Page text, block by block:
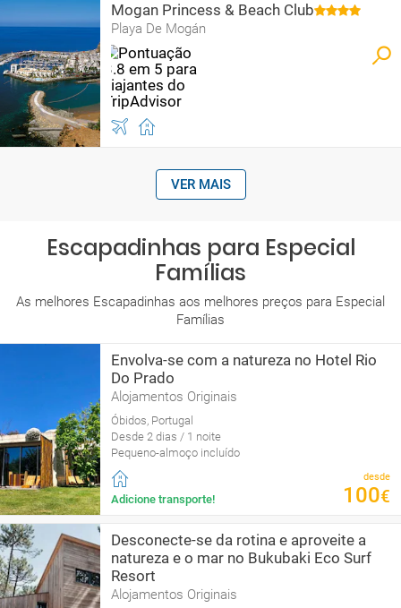
Mogan Princess & Beach Club
Playa De Mogán
VER MAIS
Escapadinhas para Especial
Famílias
As melhores Escapadinhas aos melhores preços para Especial
Famílias
Envolva-se com a natureza no Hotel Rio
Do Prado
Alojamentos Originais
Óbidos, Portugal
Desde 2 dias / 1 noite
Pequeno-almoço incluído
Adicione transporte!
desde
100€
Desconecte-se da rotina e aproveite a
natureza e o mar no Bukubaki Eco Surf
Resort
Alojamentos Originais